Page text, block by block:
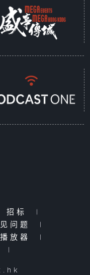
招标
|
问题
|
放器
|
|